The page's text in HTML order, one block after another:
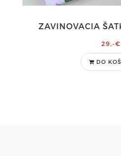
ZAVINOVACIA
29,-€
DO